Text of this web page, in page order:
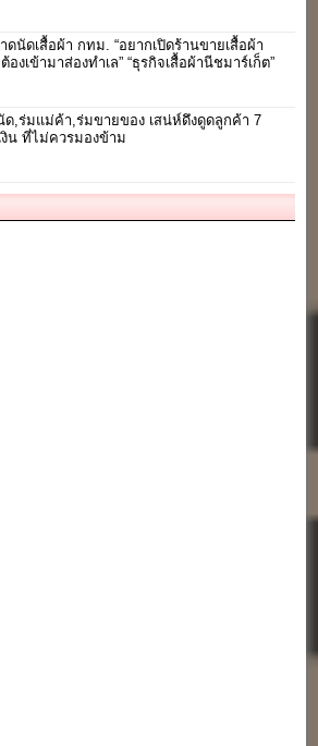
ดนัดเสื้อผ้า กทม. “อยากเปิดร้านขายเสื้อผ้า
องเข้ามาส่องทำเล” “ธุรกิจเสื้อผ้านีชมาร์เก็ต”
ด,ร่มแม่ค้า,ร่มขายของ เสน่ห์ดึงดูดลูกค้า 7
น ที่ไม่ควรมองข้าม